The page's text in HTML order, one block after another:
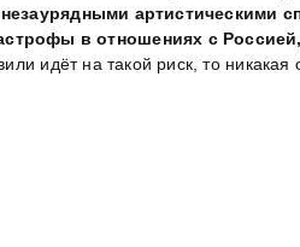
артистическими
в отношениях с
идёт на такой риск, то